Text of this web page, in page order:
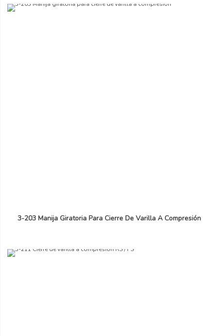
3-203 Manija Giratoria Para Cierre De Varilla A Compresión